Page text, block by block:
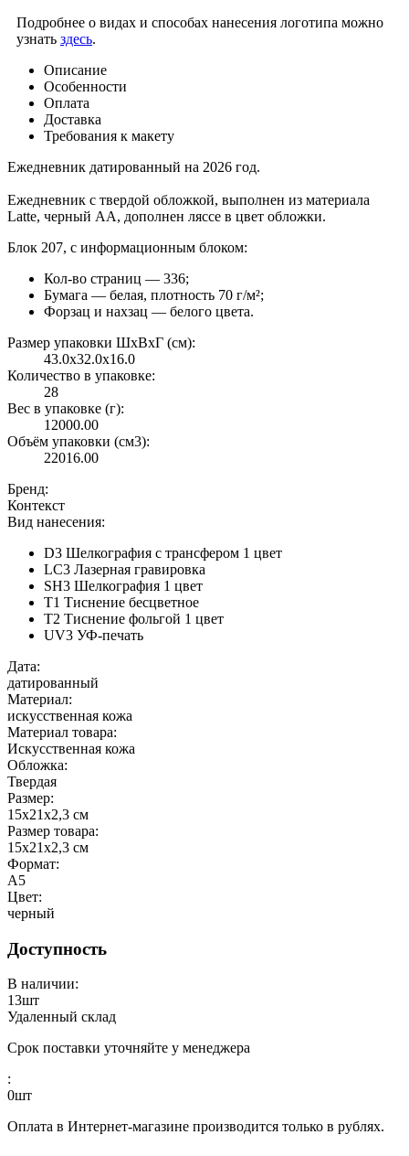
Подробнее о видах и способах нанесения логотипа можно
узнать здесь.
Описание
Особенности
Оплата
Доставка
Требования к макету
Ежедневник датированный на 2026 год.
Ежедневник с твердой обложкой, выполнен из материала
Latte, черный АА, дополнен ляссе в цвет обложки.
Блок 207, с информационным блоком:
Кол-во страниц — 336;
Бумага — белая, плотность 70 г/м²;
Форзац и нахзац — белого цвета.
Размер упаковки ШxВxГ (см):
43.0x32.0x16.0
Количество в упаковке:
28
Вес в упаковке (г):
12000.00
Объём упаковки (см3):
22016.00
Бренд:
Контекст
Вид нанесения:
D3 Шелкография с трансфером 1 цвет
LC3 Лазерная гравировка
SH3 Шелкография 1 цвет
T1 Тиснение бесцветное
T2 Тиснение фольгой 1 цвет
UV3 УФ-печать
Дата:
датированный
Материал:
искусственная кожа
Материал товара:
Искусственная кожа
Обложка:
Твердая
Размер:
15х21х2,3 см
Размер товара:
15х21х2,3 см
Формат:
А5
Цвет:
черный
Доступность
В наличии:
13шт
Удаленный склад
Срок поставки уточняйте у менеджера
:
0шт
Оплата в Интернет-магазине производится только в рублях.